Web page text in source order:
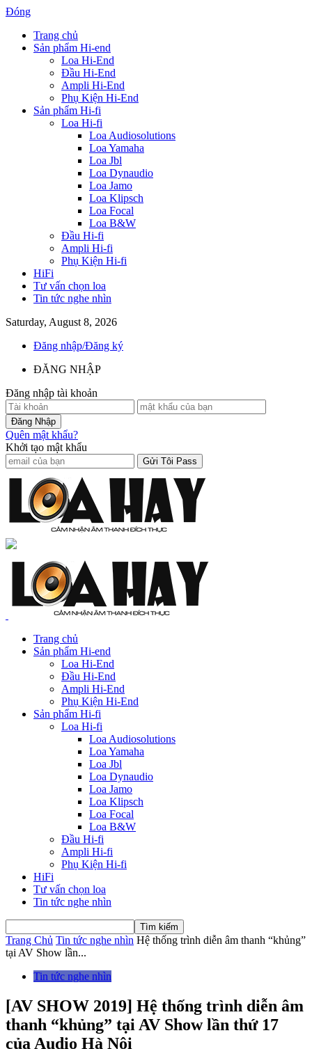
Đóng
Trang chủ
Sản phẩm Hi-end
Loa Hi-End
Đầu Hi-End
Ampli Hi-End
Phụ Kiện Hi-End
Sản phẩm Hi-fi
Loa Hi-fi
Loa Audiosolutions
Loa Yamaha
Loa Jbl
Loa Dynaudio
Loa Jamo
Loa Klipsch
Loa Focal
Loa B&W
Đầu Hi-fi
Ampli Hi-fi
Phụ Kiện Hi-fi
HiFi
Tư vấn chọn loa
Tin tức nghe nhìn
Saturday, August 8, 2026
Đăng nhập/Đăng ký
ĐĂNG NHẬP
Đăng nhập tài khoản
Quên mật khẩu?
Khởi tạo mật khẩu
Trang chủ
Sản phẩm Hi-end
Loa Hi-End
Đầu Hi-End
Ampli Hi-End
Phụ Kiện Hi-End
Sản phẩm Hi-fi
Loa Hi-fi
Loa Audiosolutions
Loa Yamaha
Loa Jbl
Loa Dynaudio
Loa Jamo
Loa Klipsch
Loa Focal
Loa B&W
Đầu Hi-fi
Ampli Hi-fi
Phụ Kiện Hi-fi
HiFi
Tư vấn chọn loa
Tin tức nghe nhìn
Trang Chủ Tin tức nghe nhìn Hệ thống trình diễn âm thanh “khủng”
tại AV Show lần...
Tin tức nghe nhìn
[AV SHOW 2019] Hệ thống trình diễn âm
thanh “khủng” tại AV Show lần thứ 17
của Audio Hà Nội